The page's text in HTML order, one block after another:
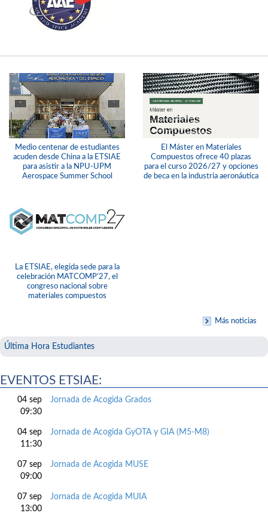
Medio centenar de estudiantes
acuden desde China a la ETSIAE
para asistir a la NPU-UPM
Aerospace Summer School
El Máster en Materiales
Compuestos ofrece 40 plazas
para el curso 2026/27 y opciones
de beca en la industria aeronáutica
La ETSIAE, elegida sede para la
celebración MATCOMP’27, el
congreso nacional sobre
materiales compuestos
Más noticias
Última Hora Estudiantes
EVENTOS ETSIAE:
04 sep
09:30
Jornada de Acogida Grados
04 sep
11:30
Jornada de Acogida GyOTA y GIA (M5-M8)
07 sep
09:00
Jornada de Acogida MUSE
07 sep
13:00
Jornada de Acogida MUIA